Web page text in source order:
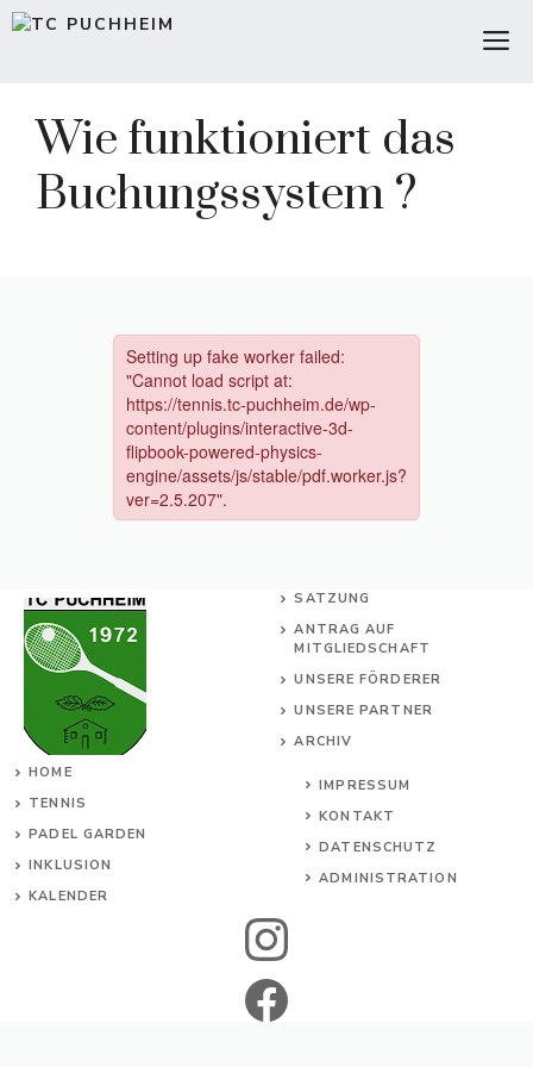
Zum
Wie funktioniert das
Buchungssystem ?
SATZUNG
ANTRAG AUF
MITGLIEDSCHAFT
UNSERE FÖRDERER
UNSERE PARTNER
ARCHIV
HOME
TENNIS
PADEL GARDEN
INKLUSION
KALENDER
IMPRESSUM
KONTAKT
DATENSCHUTZ
ADMINISTRATION